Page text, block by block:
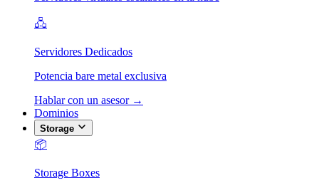
🖧
Servidores Dedicados
Potencia bare metal exclusiva
Hablar con un asesor →
Dominios
Storage
📦
Storage Boxes